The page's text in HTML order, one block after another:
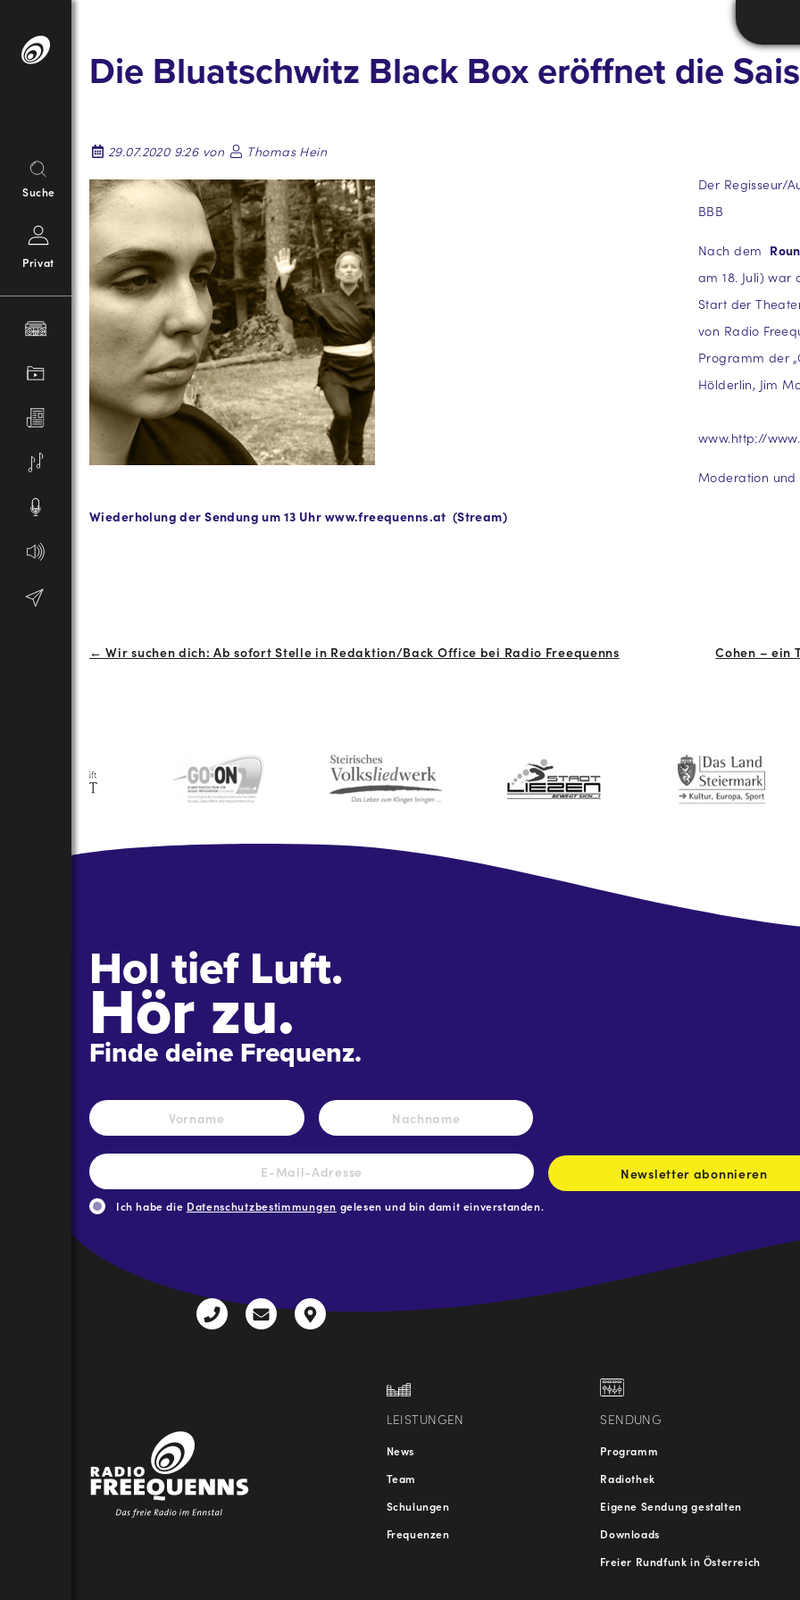
Inhalt
Suche
Privat
Die Bluatschwitz Black Box eröffnet die
29.07.2020 9:26 von
Thomas Hein
Der Regisseur/
BBB
Nach dem
am 18. Juli) war
Start der
von Radio
Programm der
Hölderlin, Jim
www.http://
Moderation
Wiederholung der Sendung um 13 Uhr www.freequenns.at (Stream)
← Wir suchen dich: Ab sofort Stelle in Redaktion/Back Office bei Radio Freequenns Cohen – ein
Hol tief Luft.
Hör zu.
Finde deine Frequenz.
Name *
Vorname Nachname
E-
Mail-
Adresse *
Newsletter abonnieren
Ich habe die Datenschutzbestimmungen gelesen und bin damit einverstanden.
+43
radio@freequenns.at
Kulturhausstraße
LEISTUNGEN
News
Team
Schulungen
Frequenzen
SENDUNG
Programm
Radiothek
Eigene Sendung gestalten
Downloads
Freier Rundfunk in Österreich